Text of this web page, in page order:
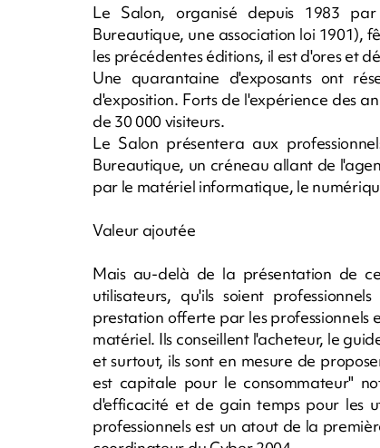
Le Salon, organisé depuis 1983
Bureautique, une association loi 1901),
les précédentes éditions, il est d'ores et
Une quarantaine d'exposants ont
d'exposition. Forts de l'expérience des
de 30 000 visiteurs.
Le Salon présentera aux
Bureautique, un créneau allant de
par le matériel informatique, le
Valeur ajoutée
Mais au-delà de la présentation de
utilisateurs, qu'ils soient
prestation offerte par les professionnels
matériel. Ils conseillent l'acheteur, le
et surtout, ils sont en mesure de
est capitale pour le consommateur"
d'efficacité et de gain temps pour les
professionnels est un atout de la